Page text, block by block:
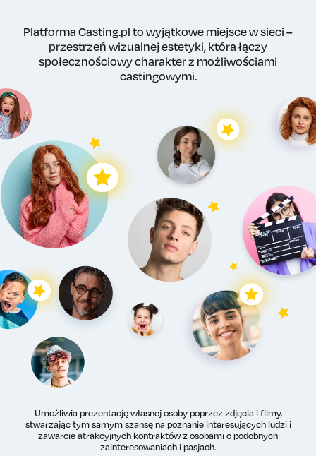
Platforma Casting.pl to wyjątkowe miejsce w sieci –
przestrzeń wizualnej estetyki, która łączy
społecznościowy charakter z możliwościami
castingowymi.
Umożliwia prezentację własnej osoby poprzez zdjęcia i filmy,
stwarzając tym samym szansę na poznanie interesujących ludzi i
zawarcie atrakcyjnych kontraktów z osobami o podobnych
zainteresowaniach i pasjach.